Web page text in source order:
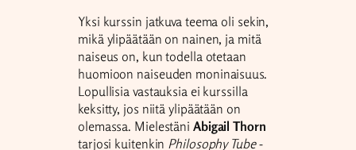
Yksi kurssin jatkuva teema oli sekin,
mikä ylipäätään on nainen, ja mitä
naiseus on, kun todella otetaan
huomioon naiseuden moninaisuus.
Lopullisia vastauksia ei kurssilla
keksitty, jos niitä ylipäätään on
olemassa. Mielestäni Abigail Thorn
tarjosi kuitenkin Philosophy Tube-